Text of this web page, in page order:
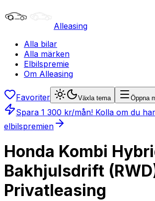
Alleasing
Alla bilar
Alla märken
Elbilspremie
Om Alleasing
Favoriter Växla tema Öppna
Spara 1 300 kr/mån! Kolla om du
elbilspremien
Honda Kombi
Bakhjulsdrift
Privatleasing